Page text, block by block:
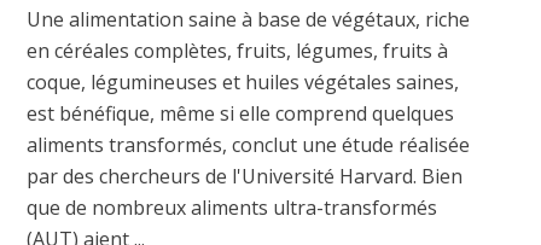
Une alimentation saine à base de végétaux, riche
en céréales complètes, fruits, légumes, fruits à
coque, légumineuses et huiles végétales saines,
est bénéfique, même si elle comprend quelques
aliments transformés, conclut une étude réalisée
par des chercheurs de l'Université Harvard. Bien
que de nombreux aliments ultra-transformés
(AUT) aient ...